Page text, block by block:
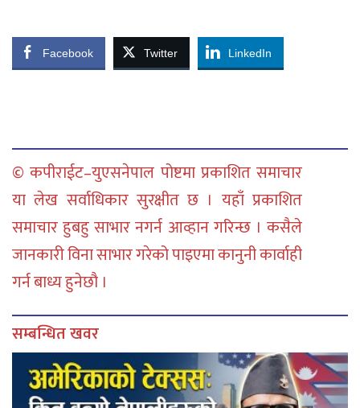
Facebook Twitter LinkedIn
© कपीराईट–युएसनेपाल पोष्टमा प्रकाशित समाचार
या लेख सर्वाधिकार सुरक्षीत छ । यहाँ प्रकाशित
समाचार हुबहु साभार नगर्न आव्हान गरिन्छ । कसैले
जानकारी विना साभार गरेको पाइएमा कानुनी कार्वाही
गर्न बाध्य हुनेछौ ।
सम्बन्धित खवर